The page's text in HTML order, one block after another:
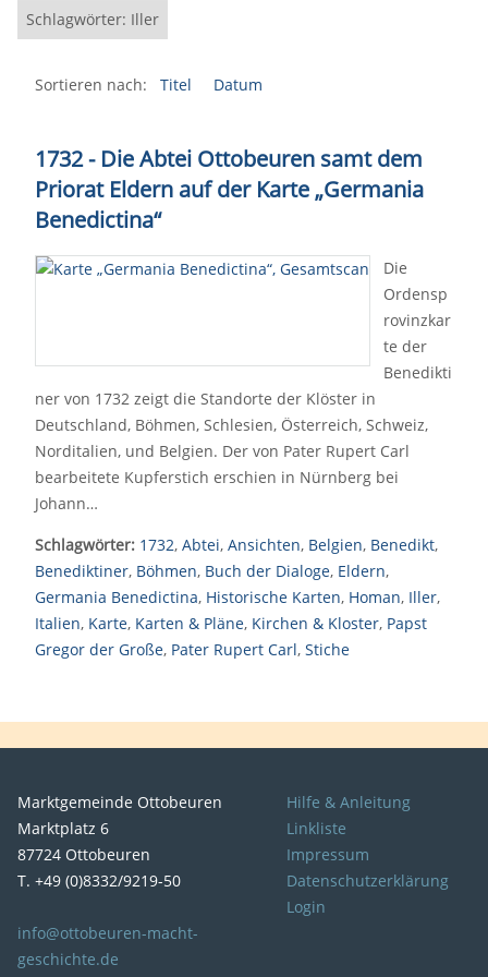
Schlagwörter: Iller
Sortieren nach: Titel Datum
1732 - Die Abtei Ottobeuren samt dem
Priorat Eldern auf der Karte „Germania
Benedictina“
Die
Ordensp
rovinzkar
te der
Benedikti
ner von 1732 zeigt die Standorte der Klöster in
Deutschland, Böhmen, Schlesien, Österreich, Schweiz,
Norditalien, und Belgien. Der von Pater Rupert Carl
bearbeitete Kupferstich erschien in Nürnberg bei
Johann…
Schlagwörter: 1732, Abtei, Ansichten, Belgien, Benedikt,
Benediktiner, Böhmen, Buch der Dialoge, Eldern,
Germania Benedictina, Historische Karten, Homan, Iller,
Italien, Karte, Karten & Pläne, Kirchen & Kloster, Papst
Gregor der Große, Pater Rupert Carl, Stiche
Marktgemeinde Ottobeuren
Marktplatz 6
87724 Ottobeuren
T. +49 (0)8332/9219-50
info@ottobeuren-macht-
geschichte.de
Hilfe & Anleitung
Linkliste
Impressum
Datenschutzerklärung
Login